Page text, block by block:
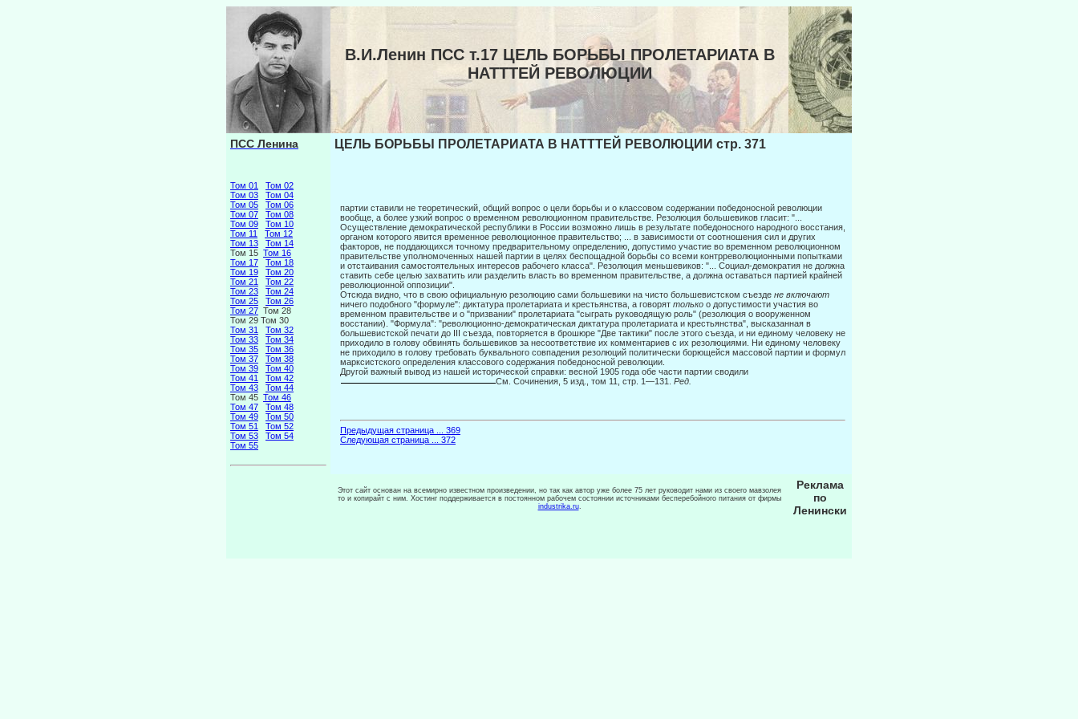
В.И.Ленин ПСС т.17 ЦЕЛЬ БОРЬБЫ ПРОЛЕТАРИАТА В
НАТТТЕЙ РЕВОЛЮЦИИ
ПСС Ленина
Том 01
Том 02
Том 03
Том 04
Том 05
Том 06
Том 07
Том 08
Том 09
Том 10
Том 11
Том 12
Том 13
Том 14
Том 15 Том 16
Том 17
Том 18
Том 19
Том 20
Том 21
Том 22
Том 23
Том 24
Том 25
Том 26
Том 27 Том 28
Том 29 Том 30
Том 31
Том 32
Том 33
Том 34
Том 35
Том 36
Том 37
Том 38
Том 39
Том 40
Том 41
Том 42
Том 43
Том 44
Том 45 Том 46
Том 47
Том 48
Том 49
Том 50
Том 51
Том 52
Том 53
Том 54
Том 55
ЦЕЛЬ БОРЬБЫ ПРОЛЕТАРИАТА В НАТТТЕЙ РЕВОЛЮЦИИ стр. 371
партии ставили не теоретический, общий вопрос о цели борьбы и о классовом содер­жании победоносной революции
вообще, а более узкий вопрос о временном революци­онном правительстве. Резолюция большевиков гласит: "...
Осуществление демократи­ческой республики в России возможно лишь в результате победоносного народного восстания,
органом которого явится временное революционное правительство; ... в за­висимости от соотношения сил и других
факторов, не поддающихся точному предвари­тельному определению, допустимо участие во временном революционном
правитель­стве уполномоченных нашей партии в целях беспощадной борьбы со всеми контррево­люционными попытками
и отстаивания самостоятельных интересов рабочего класса". Резолюция меньшевиков: "... Социал-демократия не должна
ставить себе целью захва­тить или разделить власть во временном правительстве, а должна оставаться партией крайней
революционной оппозиции".
Отсюда видно, что в свою официальную резолюцию сами большевики на чисто большевистском съезде не включают
ничего подобного "формуле": диктатура проле­тариата и крестьянства, а говорят только о допустимости участия во
временном прави­тельстве и о "призвании" пролетариата "сыграть руководящую роль" (резолюция о вооруженном
восстании). "Формула": "революционно-демократическая диктатура пролетариата и крестьянства", высказанная в
большевистской печати до III съезда, по­вторяется в брошюре "Две тактики" после этого съезда, и ни единому человеку не
приходило в голову обвинять большевиков за несоответствие их комментариев с их ре­золюциями. Ни единому человеку
не приходило в голову требовать буквального совпа­дения резолюций политически борющейся массовой партии и формул
марксистского определения классового содержания победоносной революции.
Другой важный вывод из нашей исторической справки: весной 1905 года обе части партии сводили
См. Сочинения, 5 изд., том 11, стр. 1—131. Ред.
Предыдущая страница ... 369
Следующая страница ... 372
Этот сайт основан на всемирно известном произведении, но так как автор уже более 75 лет руководит нами из своего мавзолея
то и копирайт с ним. Хостинг поддерживается в постоянном рабочем состоянии источниками бесперебойного питания от фирмы
industrika.ru.
Реклама
по
Ленински